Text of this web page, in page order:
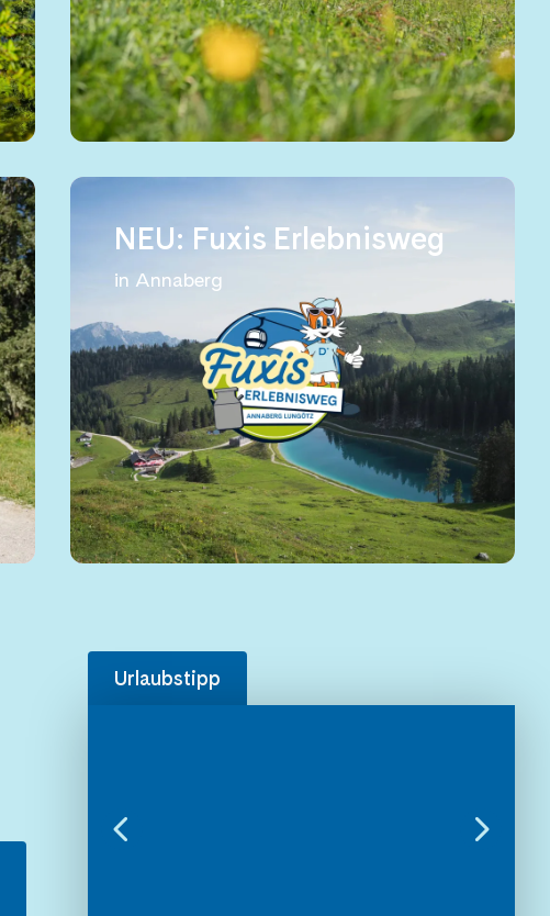
NEU: Fuxis Erlebnisweg
in Annaberg
Urlaubstipp